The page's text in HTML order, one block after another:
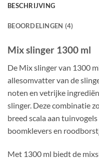
BESCHRIJVING
BEOORDELINGEN (4)
Mix slinger 1300 ml
De Mix slinger van 1300
allesomvatter van de
noten en vetrijke
slinger. Deze combinatie
breed scala aan
boomklevers en
Met 1300 ml biedt de